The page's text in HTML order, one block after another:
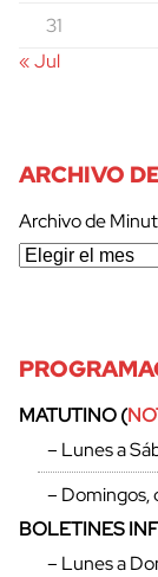
31
« Jul
ARCHIVO
Archivo de
MATUTINO (
– Lunes a
– Domingos,
BOLETINES
– Lunes a